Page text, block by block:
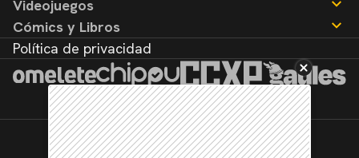
Reseñas
Noticias
Reseñas
Videojuegos
Noticias
Reseñas
Cómics y Libros
Noticias
Reseñas
Política de privacidad
©2026. Todos los derechos reservados.